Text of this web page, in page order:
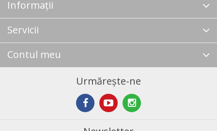
Informații
Servicii
Contul meu
Urmărește-ne